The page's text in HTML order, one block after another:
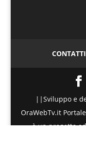
CONTATTI
||Sviluppo e
OraWebTv.it
è un progetto